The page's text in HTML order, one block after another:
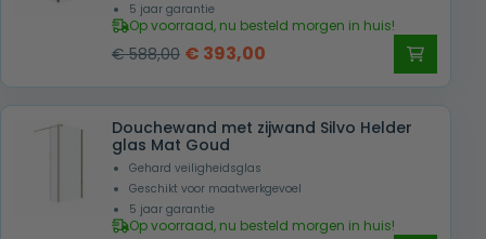
5 jaar garantie
Op voorraad, nu besteld morgen in huis!
€588,00 Oorspronkelijke
was:
€ 588,00.
€ 393,00
is:
€ 393,00.
Douchewand met zijwand Silvo Helder
glas Mat Goud
Gehard veiligheidsglas
Geschikt voor maatwerkgevoel
5 jaar garantie
Op voorraad, nu besteld morgen in huis!